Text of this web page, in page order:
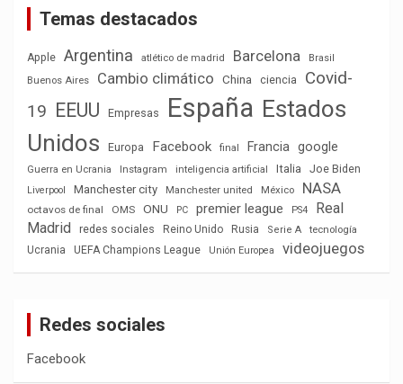
Temas destacados
Apple Argentina atlético de madrid Barcelona
Brasil
Buenos Aires
Cambio climático China ciencia
Covid-
19 EEUU Empresas España Estados
Unidos
Europa Facebook final Francia google
Guerra en Ucrania Instagram inteligencia artificial Italia Joe Biden
Liverpool Manchester city Manchester united México NASA
octavos de final OMS ONU PC premier league PS4
Real
Madrid
redes sociales Reino Unido Rusia Serie A
tecnología
Ucrania
UEFA Champions League Unión Europea videojuegos
Redes sociales
Facebook